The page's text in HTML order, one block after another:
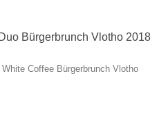
Coffee Bürgerbrunch Vlotho